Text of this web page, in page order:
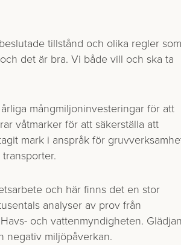
tillstånd och olika regler
det är bra. Vi både vill och ska ta
mångmiljoninvesteringar för att
våtmarker för att säkerställa att
mark i anspråk för
och här finns det en stor
analyser av prov från
och vattenmyndigheten.
negativ miljöpåverkan.